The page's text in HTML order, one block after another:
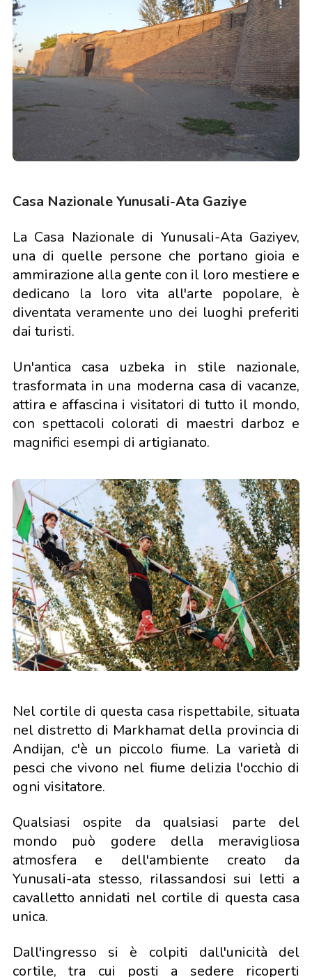
Casa Nazionale Yunusali-Ata Gaziye
La Casa Nazionale di Yunusali-Ata Gaziyev,
una di quelle persone che portano gioia e
ammirazione alla gente con il loro mestiere e
dedicano la loro vita all'arte popolare, è
diventata veramente uno dei luoghi preferiti
dai turisti.
Un'antica casa uzbeka in stile nazionale,
trasformata in una moderna casa di vacanze,
attira e affascina i visitatori di tutto il mondo,
con spettacoli colorati di maestri darboz e
magnifici esempi di artigianato.
Nel cortile di questa casa rispettabile, situata
nel distretto di Markhamat della provincia di
Andijan, c'è un piccolo fiume. La varietà di
pesci che vivono nel fiume delizia l'occhio di
ogni visitatore.
Qualsiasi ospite da qualsiasi parte del
mondo può godere della meravigliosa
atmosfera e dell'ambiente creato da
Yunusali-ata stesso, rilassandosi sui letti a
cavalletto annidati nel cortile di questa casa
unica.
Dall'ingresso si è colpiti dall'unicità del
cortile, tra cui posti a sedere ricoperti